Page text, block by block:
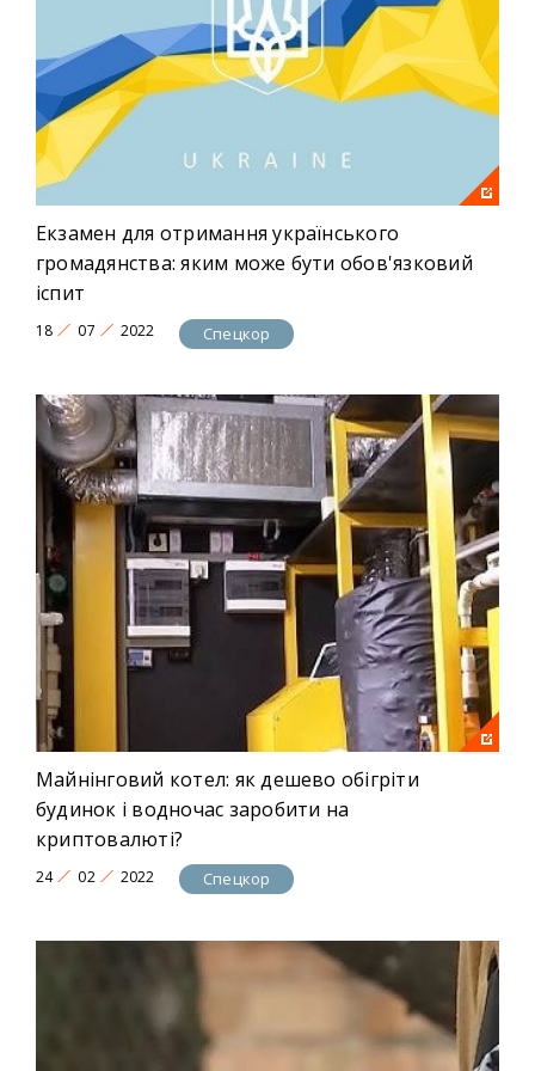
Екзамен для отримання українського
громадянства: яким може бути обов'язковий
іспит
18 07 2022 Спецкор
Майнінговий котел: як дешево обігріти
будинок і водночас заробити на
криптовалюті?
24 02 2022 Спецкор